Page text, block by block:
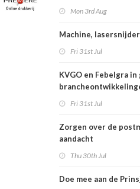
Mon 3rd Aug
Machine,
Fri 31st Jul
KVGO en Febelgra
Fri 31st Jul
Zorgen over de
aandacht
Thu 30th Jul
Doe mee aan de